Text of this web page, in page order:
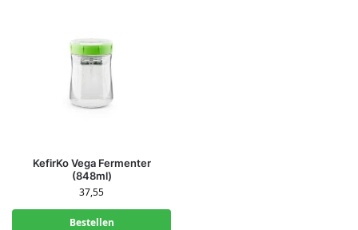
KefirKo Vega Fermenter
(848ml)
37,55
Bestellen